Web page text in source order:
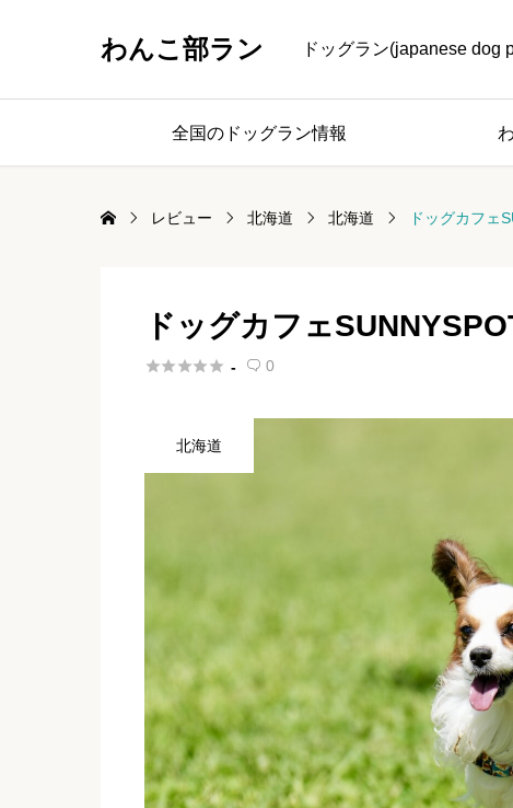
わんこ部ラン ドッグラン(japanese dog
全国のドッグラン情報
レビュー 北海道 北海道 ドッグカフェ
ドッグカフェ
 -  0
北海道